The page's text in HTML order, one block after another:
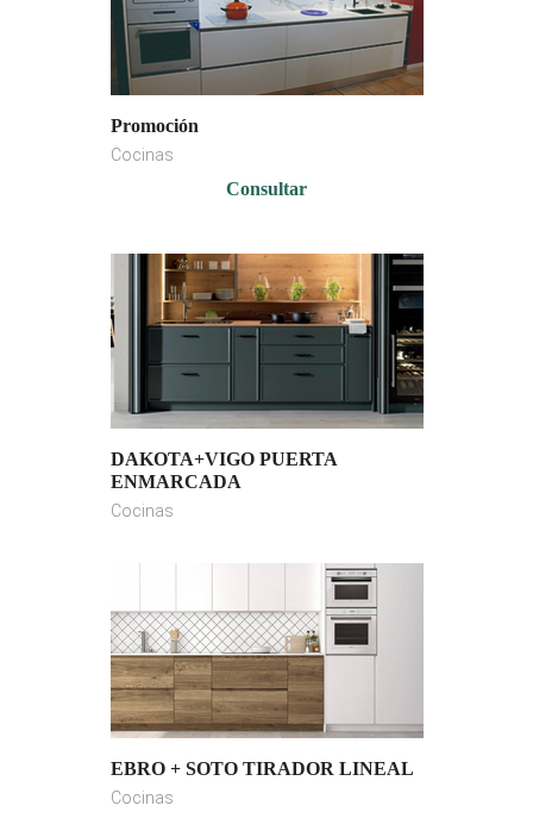
Promoción
Cocinas
Consultar
DAKOTA+VIGO PUERTA
ENMARCADA
Cocinas
EBRO + SOTO TIRADOR LINEAL
Cocinas